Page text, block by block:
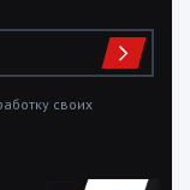
своих